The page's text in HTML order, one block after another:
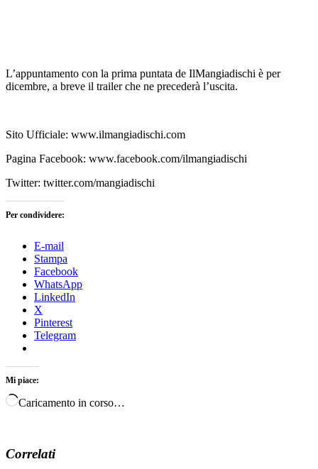
L’appuntamento con la prima puntata de IlMangiadischi è per
dicembre, a breve il trailer che ne precederà l’uscita.
Sito Ufficiale: www.ilmangiadischi.com
Pagina Facebook: www.facebook.com/ilmangiadischi
Twitter: twitter.com/mangiadischi
Per condividere:
E-mail
Stampa
Facebook
WhatsApp
LinkedIn
X
Pinterest
Telegram
Mi piace:
Caricamento in corso…
Correlati